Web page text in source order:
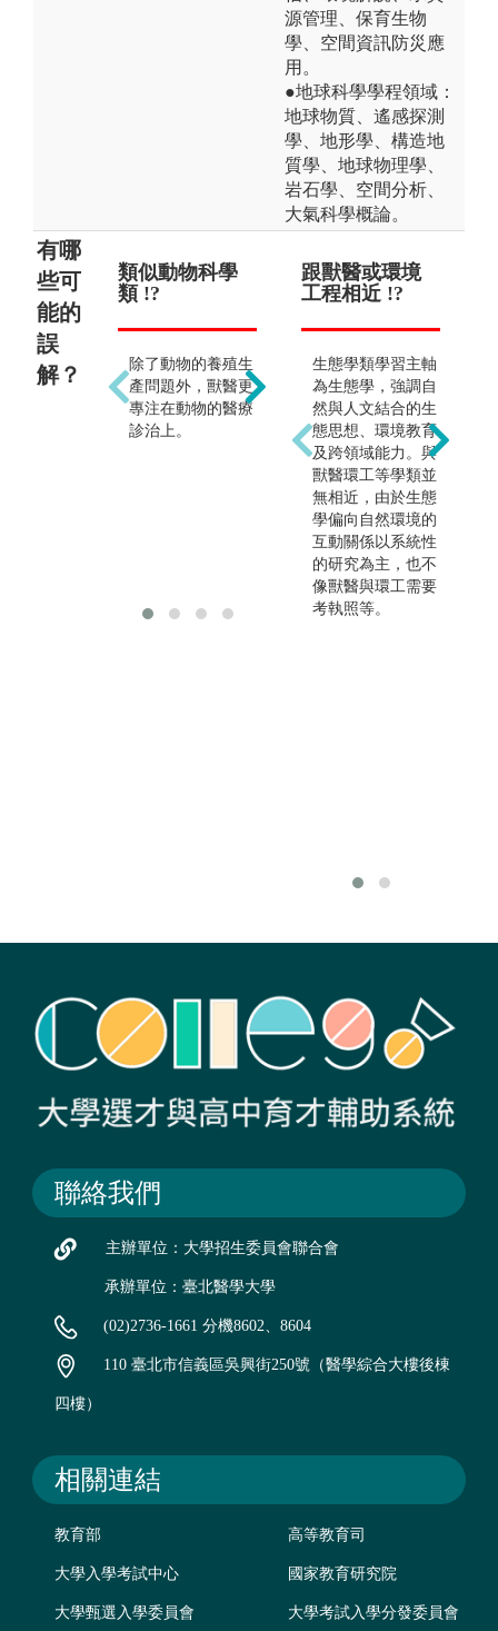
源管理、保育生物
學、空間資訊防災應
用。
●地球科學學程領域：
地球物質、遙感探測
學、地形學、構造地
質學、地球物理學、
岩石學、空間分析、
大氣科學概論。
有哪
些可
能的
誤
解？
類似動物科學
類 !?
除了動物的養殖生
產問題外，獸醫更
專注在動物的醫療
診治上。
只要學習犬貓
等常見動物醫
動物種類眾多，各
種別的動物相關知
識均需涉獵。
跟獸醫或環境
工程相近 !?
生態學類學習主軸
為生態學，強調自
然與人文結合的生
態思想、環境教育
及跨領域能力。與
獸醫環工等學類並
無相近，由於生態
學偏向自然環境的
互動關係以系統性
的研究為主，也不
像獸醫與環工需要
考執照等。
聯絡我們
主辦單位：大學招生委員會聯合會
承辦單位：臺北醫學大學
(02)2736-1661 分機8602、8604
110 臺北市信義區吳興街250號（醫學綜合大樓後棟
四樓）
相關連結
教育部 高等教育司
大學入學考試中心 國家教育研究院
大學甄選入學委員會 大學考試入學分發委員會